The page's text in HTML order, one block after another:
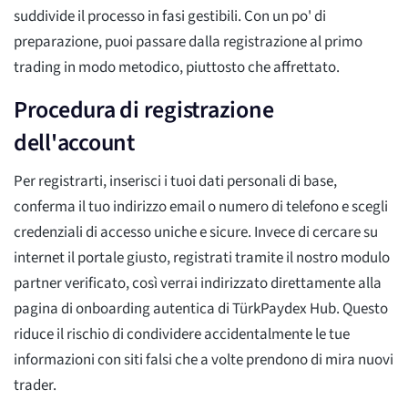
suddivide il processo in fasi gestibili. Con un po' di
preparazione, puoi passare dalla registrazione al primo
trading in modo metodico, piuttosto che affrettato.
Procedura di registrazione
dell'account
Per registrarti, inserisci i tuoi dati personali di base,
conferma il tuo indirizzo email o numero di telefono e scegli
credenziali di accesso uniche e sicure. Invece di cercare su
internet il portale giusto, registrati tramite il nostro modulo
partner verificato, così verrai indirizzato direttamente alla
pagina di onboarding autentica di TürkPaydex Hub. Questo
riduce il rischio di condividere accidentalmente le tue
informazioni con siti falsi che a volte prendono di mira nuovi
trader.